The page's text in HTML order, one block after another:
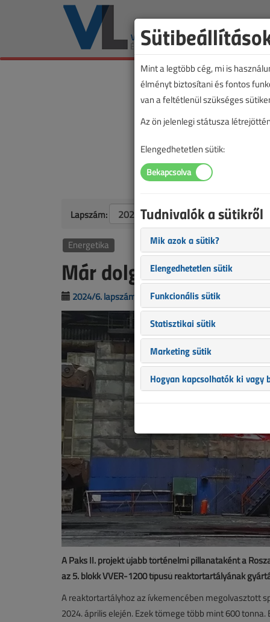
Lapszám:
Energetika
Már dolgoznak a
2024/6. lapszám Hárfás Zsolt |
A Paks II. projekt újabb történelmi pillanataként a
az 5. blokk VVER-1200 típusú reaktortartályának
A reaktortartályhoz az ívkemencében megolvasztott
2024. április elején. Ezek tömege több mint 600
Mint a legtöbb cég, mi is
élményt biztosítani és fontos
van a feltétlenül szükséges
Az ön jelenlegi státusza
Elengedhetetlen sütik:
Tudnivalók a sütikről
Mik azok a sütik?
Elengedhetetlen sütik
Funkcionális sütik
Statisztikai sütik
Marketing sütik
Hogyan kapcsolhatók ki vagy